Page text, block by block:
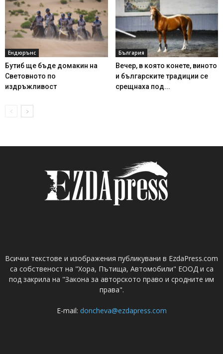
Ендюрънс
Бутиб ще бъде домакин на
Световното по
издръжливост
България
Вечер, в която конете, виното
и българските традиции се
срещнаха под...
Всички текстове и изображения публикувани в EzdaPress.com
са собственост на "Хора, Пътища, Автомобили" ЕООД и са
под закрила на "Закона за авторското право и сродните им
права".
E-mail: doncheva@ezdapress.com